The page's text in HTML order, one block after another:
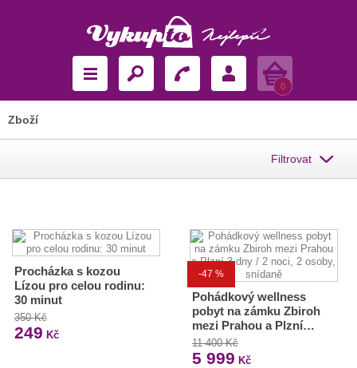
Košík
0
Zboží
Filtrovat
Procházka s kozou
Lízou pro celou rodinu:
30 minut
350 Kč
249 Kč
-47 %
Pohádkový wellness
pobyt na zámku Zbiroh
mezi Prahou a Plzní…
11 400 Kč
5 999 Kč